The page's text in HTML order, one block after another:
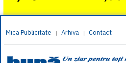
Mica Publicitate | Arhiva | Contact